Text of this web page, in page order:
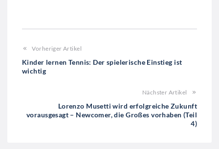
Vorheriger Artikel
Kinder lernen Tennis: Der spielerische Einstieg ist
wichtig
Nächster Artikel
Lorenzo Musetti wird erfolgreiche Zukunft
vorausgesagt – Newcomer, die Großes vorhaben (Teil
4)